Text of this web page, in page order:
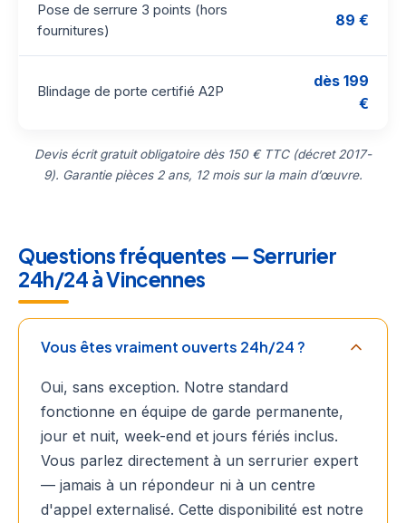
Pose de serrure 3 points (hors
fournitures)
89 €
Blindage de porte certifié A2P
dès 199
€
Devis écrit gratuit obligatoire dès 150 € TTC (décret 2017-
9). Garantie pièces 2 ans, 12 mois sur la main d’œuvre.
Questions fréquentes — Serrurier
24h/24 à Vincennes
Vous êtes vraiment ouverts 24h/24 ?
Oui, sans exception. Notre standard
fonctionne en équipe de garde permanente,
jour et nuit, week-end et jours fériés inclus.
Vous parlez directement à un serrurier expert
— jamais à un répondeur ni à un centre
d'appel externalisé. Cette disponibilité est notre